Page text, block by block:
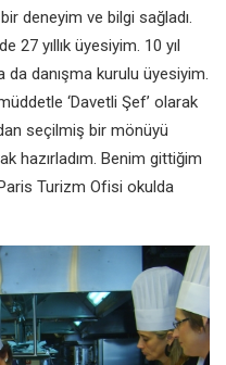
deneyim ve bilgi sağladı.
27 yıllık üyesiyim. 10 yıl
da danışma kurulu üyesiyim.
‘Davetli Şef’ olarak
seçilmiş bir mönüyü
hazırladım. Benim gittiğim
Turizm Ofisi okulda